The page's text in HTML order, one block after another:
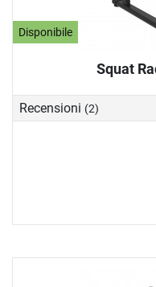
Disponibile
Squat
Recensioni (2)